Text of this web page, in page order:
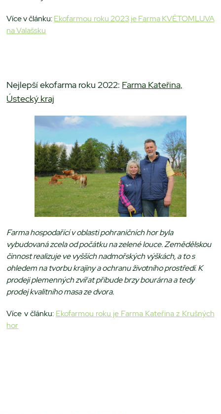
Více v článku:Ekofarmou roku 2023 je Farma KVĚTOMLUVA
na Valašsku
Nejlepší ekofarma roku 2022: Farma Kateřina,
Ústecký kraj
Farma hospodařící v oblasti pohraničních hor byla
vybudovaná zcela od počátku na zelené louce. Zemědělskou
činnost realizuje ve vyšších nadmořských výškách, a to s
ohledem na tvorbu krajiny a ochranu životního prostředí. K
prodeji plemenných zvířat přibude brzy bourárna a tedy
prodej kvalitního masa ze dvora.
Více v článku: Ekofarmou roku je Farma Kateřina z Krušných
hor